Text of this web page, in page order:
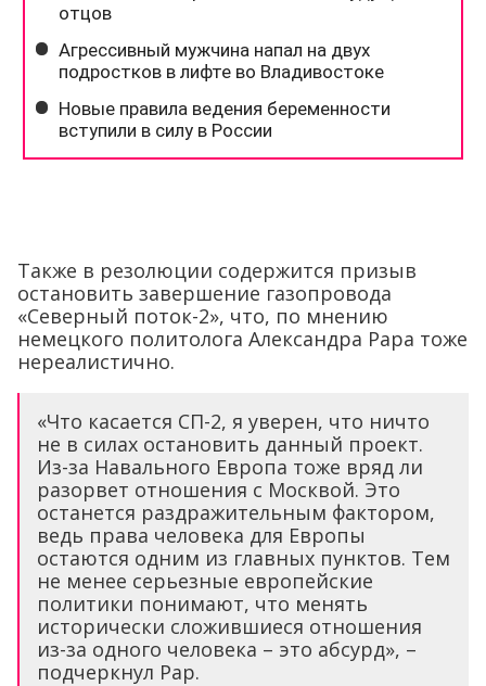
Также в резолюции содержится призыв
остановить завершение газопровода
«Северный поток-2», что, по мнению
немецкого политолога Александра Рара тоже
нереалистично.
«Что касается СП-2, я уверен, что ничто
не в силах остановить данный проект.
Из-за Навального Европа тоже вряд ли
разорвет отношения с Москвой. Это
останется раздражительным фактором,
ведь права человека для Европы
остаются одним из главных пунктов. Тем
не менее серьезные европейские
политики понимают, что менять
исторически сложившиеся отношения
из-за одного человека – это абсурд», –
подчеркнул Рар.